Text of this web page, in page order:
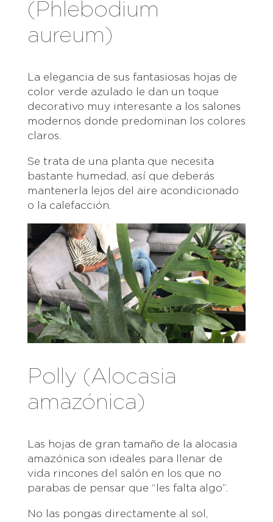
(Phlebodium
aureum)
La elegancia de sus fantasiosas hojas de
color verde azulado le dan un toque
decorativo muy interesante a los salones
modernos donde predominan los colores
claros.
Se trata de una planta que necesita
bastante humedad, así que deberás
mantenerla lejos del aire acondicionado
o la calefacción.
Polly (Alocasia
amazónica)
Las hojas de gran tamaño de la alocasia
amazónica son ideales para llenar de
vida rincones del salón en los que no
parabas de pensar que “les falta algo”.
No las pongas directamente al sol,